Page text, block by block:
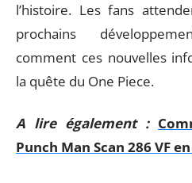
l’histoire. Les fans
prochains
comment ces nouvelles
la quête du One Piece.
A lire également :
Punch Man Scan 286 VF